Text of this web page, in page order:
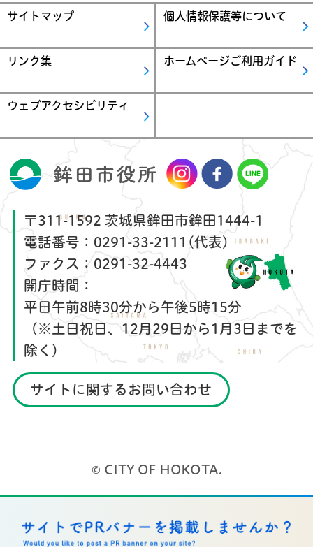
サイトマップ 個人情報保護等について
リンク集 ホームページご利用ガイド
ウェブアクセシビリティ
〒311-1592 茨城県鉾田市鉾田1444-1
電話番号： 0291-33-2111(代表)
ファクス： 0291-32-4443
開庁時間：
平日午前8時30分から午後5時15分
（※土日祝日、12月29日から1月3日までを
除く）
サイトに関するお問い合わせ
© CITY OF HOKOTA.